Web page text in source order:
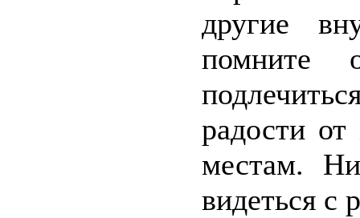
другие
помните
радости
местам.
видеться с